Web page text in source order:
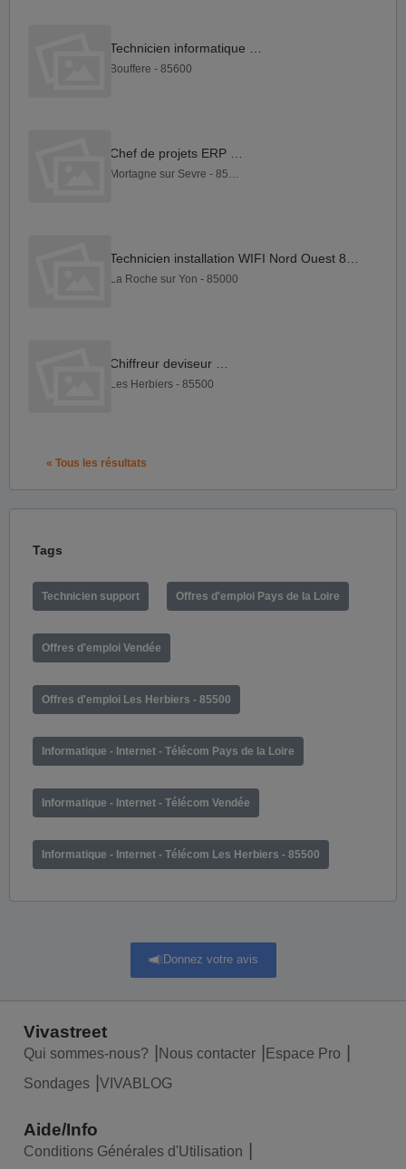
Bouffere - 85600
Mortagne sur Sevre - 85290
La Roche sur Yon - 85000
Les Herbiers - 85500
« Tous les résultats
Tags
Technicien support Offres d'emploi Pays de la Loire
Offres d'emploi Vendée
Offres d'emploi Les Herbiers - 85500
Informatique - Internet - Télécom Pays de la Loire
Informatique - Internet - Télécom Vendée
Informatique - Internet - Télécom Les Herbiers - 85500
Donnez votre avis
Vivastreet
Qui sommes-nous? Nous contacter
Espace Pro
Sondages
VIVABLOG
Aide/Info
Conditions Générales d'Utilisation